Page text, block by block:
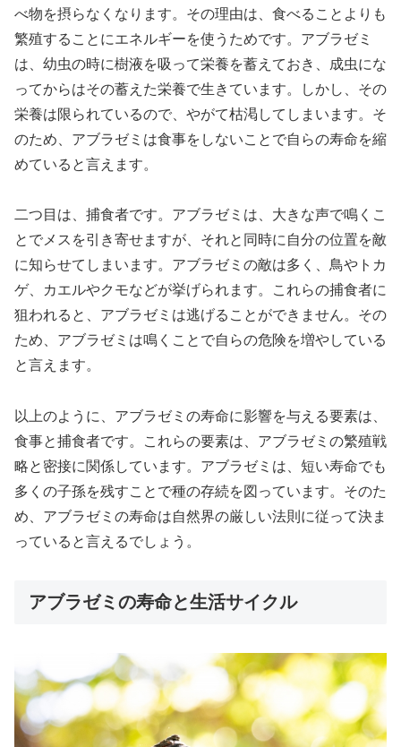
べ物を摂らなくなります。その理由は、食べることよりも
繁殖することにエネルギーを使うためです。アブラゼミ
は、幼虫の時に樹液を吸って栄養を蓄えておき、成虫にな
ってからはその蓄えた栄養で生きています。しかし、その
栄養は限られているので、やがて枯渇してしまいます。そ
のため、アブラゼミは食事をしないことで自らの寿命を縮
めていると言えます。
二つ目は、捕食者です。アブラゼミは、大きな声で鳴くこ
とでメスを引き寄せますが、それと同時に自分の位置を敵
に知らせてしまいます。アブラゼミの敵は多く、鳥やトカ
ゲ、カエルやクモなどが挙げられます。これらの捕食者に
狙われると、アブラゼミは逃げることができません。その
ため、アブラゼミは鳴くことで自らの危険を増やしている
と言えます。
以上のように、アブラゼミの寿命に影響を与える要素は、
食事と捕食者です。これらの要素は、アブラゼミの繁殖戦
略と密接に関係しています。アブラゼミは、短い寿命でも
多くの子孫を残すことで種の存続を図っています。そのた
め、アブラゼミの寿命は自然界の厳しい法則に従って決ま
っていると言えるでしょう。
アブラゼミの寿命と生活サイクル